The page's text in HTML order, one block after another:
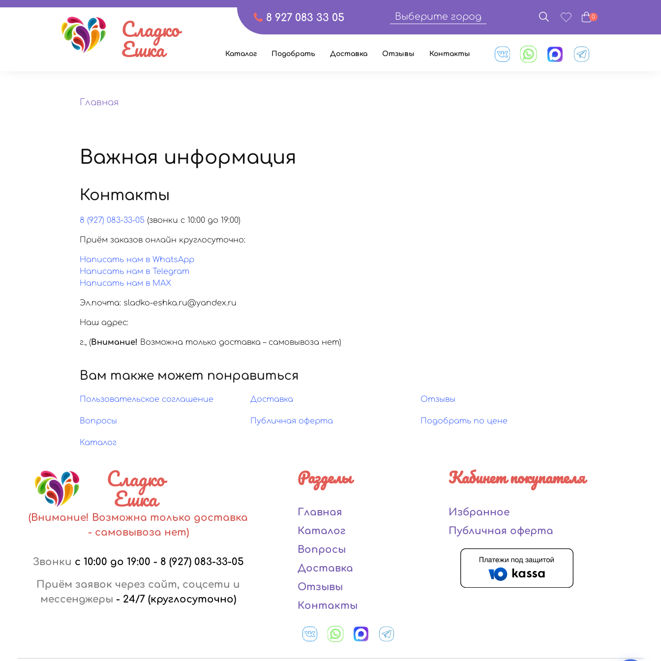
8 927 083 33 05 Выберите город 0
Сладко
Ешка Каталог Подобрать Доставка Отзывы Контакты
Главная
Важная информация
Контакты
8 (927) 083-33-05 (звонки с 10:00 до 19:00)
Приём заказов онлайн круглосуточно:
Написать нам в WhatsApp
Написать нам в Telegram
Написать нам в MAX
Эл.почта: sladko-eshka.ru@yandex.ru
Наш адрес:
г., (Внимание! Возможна только доставка – самовывоза нет)
Вам также может понравиться
Пользовательское соглашение Доставка Отзывы
Вопросы Публичная оферта Подобрать по цене
Каталог
Сладко
Ешка
(Внимание! Возможна только доставка
- самовывоза нет)
Звонки с 10:00 до 19:00 - 8 (927) 083-33-05
Приём заявок через сайт, соцсети и
мессенджеры - 24/7 (круглосуточно)
Разделы
Главная
Каталог
Вопросы
Доставка
Отзывы
Контакты
Кабинет покупателя
Избранное
Публичная оферта